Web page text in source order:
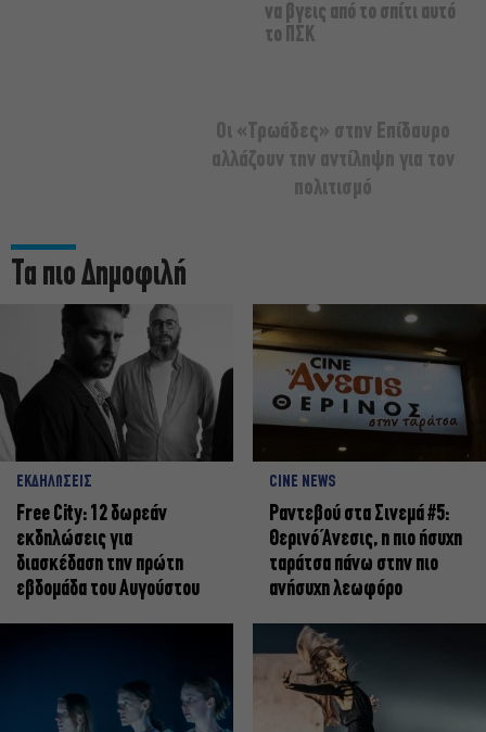
να βγεις από το σπίτι αυτό
το ΠΣΚ
Οι «Τρωάδες» στην Επίδαυρο
αλλάζουν την αντίληψη για τον
πολιτισμό
Τα πιο Δημοφιλή
ΕΚΔΗΛΩΣΕΙΣ
Free City: 12 δωρεάν
εκδηλώσεις για
διασκέδαση την πρώτη
εβδομάδα του Αυγούστου
CINE NEWS
Ραντεβού στα Σινεμά #5:
Θερινό Άνεσις, η πιο ήσυχη
ταράτσα πάνω στην πιο
ανήσυχη λεωφόρο